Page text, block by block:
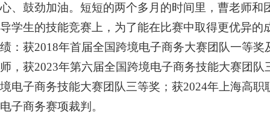
心、鼓劲加油。短短的两个多月的时间里，曹老师
导学生的技能竞赛上，为了能在比赛中取得更优异
绩：获2018年首届全国跨境电子商务大赛团队一等
师，获2023年第六届全国跨境电子商务技能大赛团
境电子商务技能大赛团队三等奖；获2024年上海高
电子商务赛项裁判。